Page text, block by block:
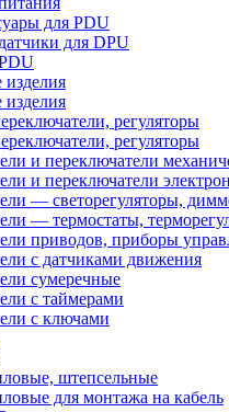
для PDU
для DPU
изделия
изделия
регуляторы
регуляторы
и переключатели
и переключатели
— светорегуляторы,
— термостаты,
приводов, приборы
с датчиками движения
сумеречные
с таймерами
с ключами
штепсельные
для монтажа на кабель